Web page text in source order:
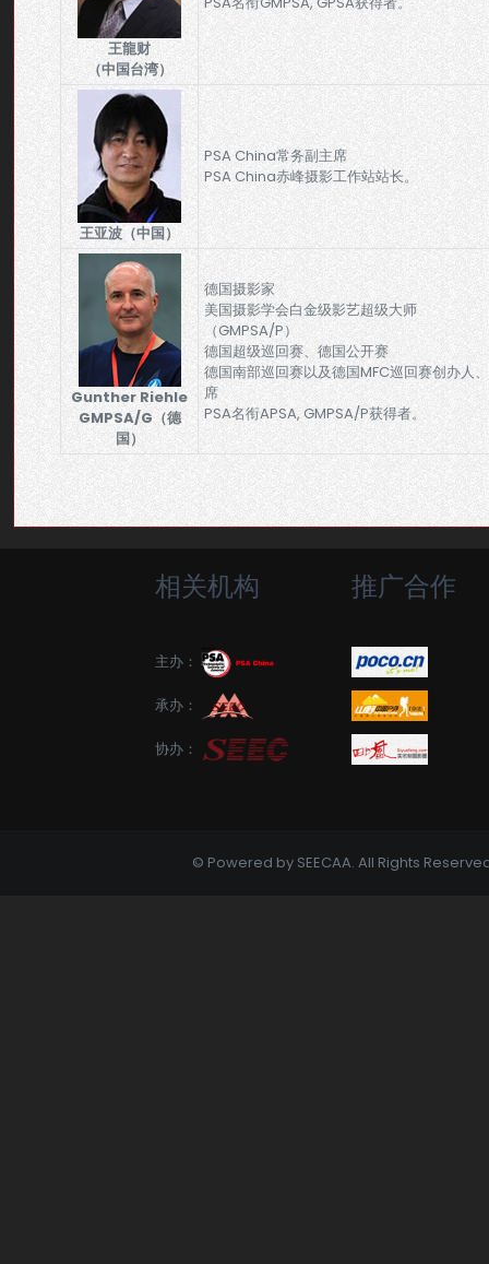
王龍财
（中国台湾）
王亚波（中国）
PSA China常务副主席
PSA China赤峰摄影工作站站长。
Gunther Riehle
GMPSA/G（德
国）
德国摄影家
美国摄影学会白金级影艺超级大师
（GMPSA/P）
德国超级巡回赛、德国公开赛
德国南部巡回赛以及德国MFC巡回赛创办人
席
PSA名衔APSA, GMPSA/P获得者。
相关机构
主办：
承办：
协办：
推广合作
© Powered by SEECAA. All Rights